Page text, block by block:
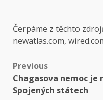
Čerpáme z těchto
newatlas.com,
Post
navigation
Previous
Chagasova nemoc je
Spojených státech